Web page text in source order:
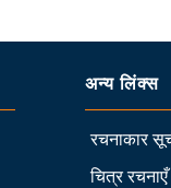
अन्य लिंक्स
रचनाकार
चित्र रचनाएँ